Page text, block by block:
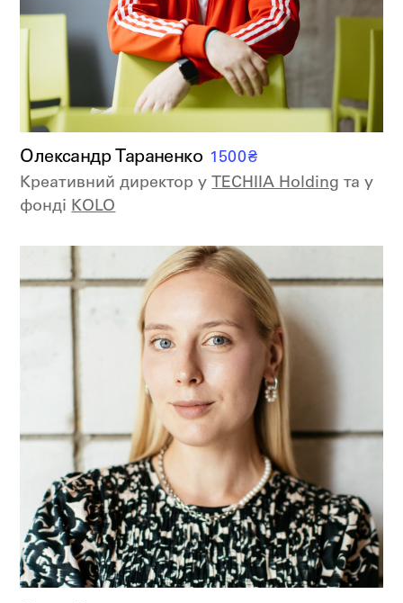
Олександр Тараненко 1500₴
Креативний директор у TECHIIA Holding та у
фонді KOLO